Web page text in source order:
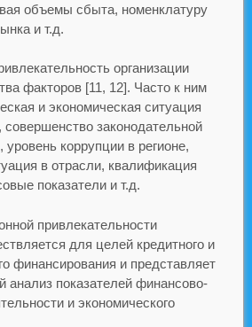
объемы сбыта, номенклатуру
и т.д.
организации
факторов [11, 12]. Часто к ним
и экономическая ситуация
совершенство законодательной
уровень коррупции в регионе,
в отрасли, квалификация
показатели и т.д.
привлекательности
для целей кредитного и
финансирования и представляет
анализ показателей финансово-
и экономического